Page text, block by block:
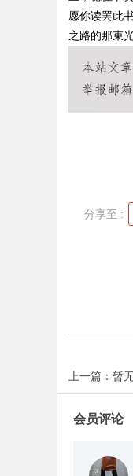
愿你读罢此
之路的那束光
分享至 :
上一篇：暂
会员评论